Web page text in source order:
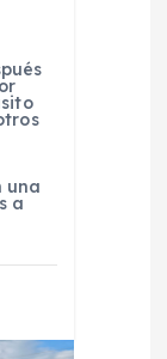
una
a